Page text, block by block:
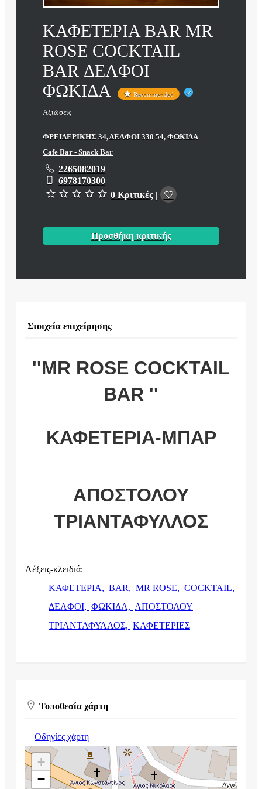
ΚΑΦΕΤΕΡΙΑ BAR MR
ROSE COCKTAIL
BAR ΔΕΛΦΟΙ
ΦΩΚΙΔΑ
Recommended
Αξιώσεις
ΦΡΕΙΔΕΡΙΚΗΣ 34, ΔΕΛΦΟΙ 330 54, ΦΩΚΙΔΑ
Cafe Bar - Snack Bar
2265082019
6978170300
0 Κριτικές |
Προσθήκη κριτικής
Στοιχεία επιχείρησης
''MR ROSE COCKTAIL
BAR ''
ΚΑΦΕΤΕΡΙΑ-ΜΠΑΡ
ΑΠΟΣΤΟΛΟΥ
ΤΡΙΑΝΤΑΦΥΛΛΟΣ
Λέξεις-κλειδιά:
ΚΑΦΕΤΕΡΙΑ, BAR, MR ROSE, COCKTAIL,
ΔΕΛΦΟΙ, ΦΩΚΙΔΑ, ΑΠΟΣΤΟΛΟΥ
ΤΡΙΑΝΤΑΦΥΛΛΟΣ, ΚΑΦΕΤΕΡΙΕΣ
Τοποθεσία χάρτη
Οδηγίες χάρτη
+
−